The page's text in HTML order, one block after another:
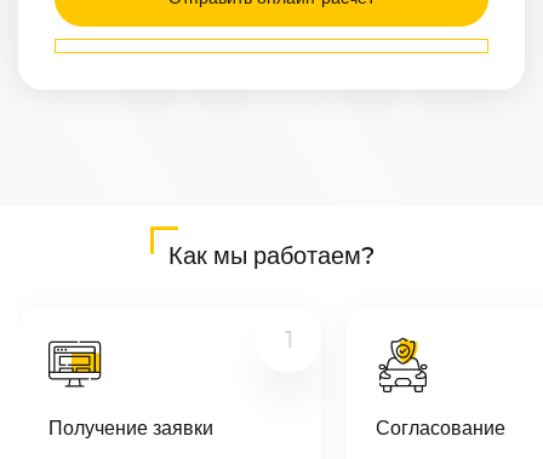
Другое
Маршрут
Курск —
менеджер-
Как мы работаем?
1
Получение заявки Согласование